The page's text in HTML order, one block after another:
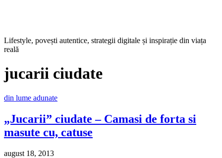
Lifestyle, povești autentice, strategii digitale și inspirație din viața
reală
jucarii ciudate
din lume adunate
„Jucarii” ciudate – Camasi de forta si
masute cu, catuse
august 18, 2013